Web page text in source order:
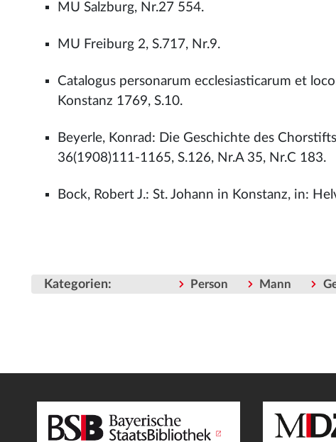
MU Salzburg, Nr.27 554.
MU Freiburg 2, S.717, Nr.9.
Catalogus personarum ecclesiasticarum et
Konstanz 1769, S.10.
Beyerle, Konrad: Die Geschichte des
36(1908)111-1165, S.126, Nr.A 35, Nr.C 183.
Bock, Robert J.: St. Johann in Konstanz, in:
Kategorien: Person Mann